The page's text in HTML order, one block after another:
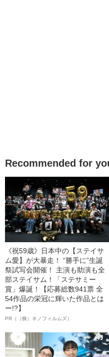
Recommended for
《祝59歳》日本中の【ステイサ
ム愛】が大暴走！ “勝手に”生誕
祭試写会開催！ 主演も助演も全
部ステイサム！「ステサミー
賞」爆誕！【応募総数941票 全
54作品の栄冠に輝いた作品とは
ー!?】
PR（（株）キノフィルムズ）